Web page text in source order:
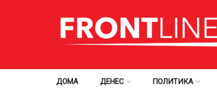
ДОМА ДЕНЕС ПОЛИТИКА